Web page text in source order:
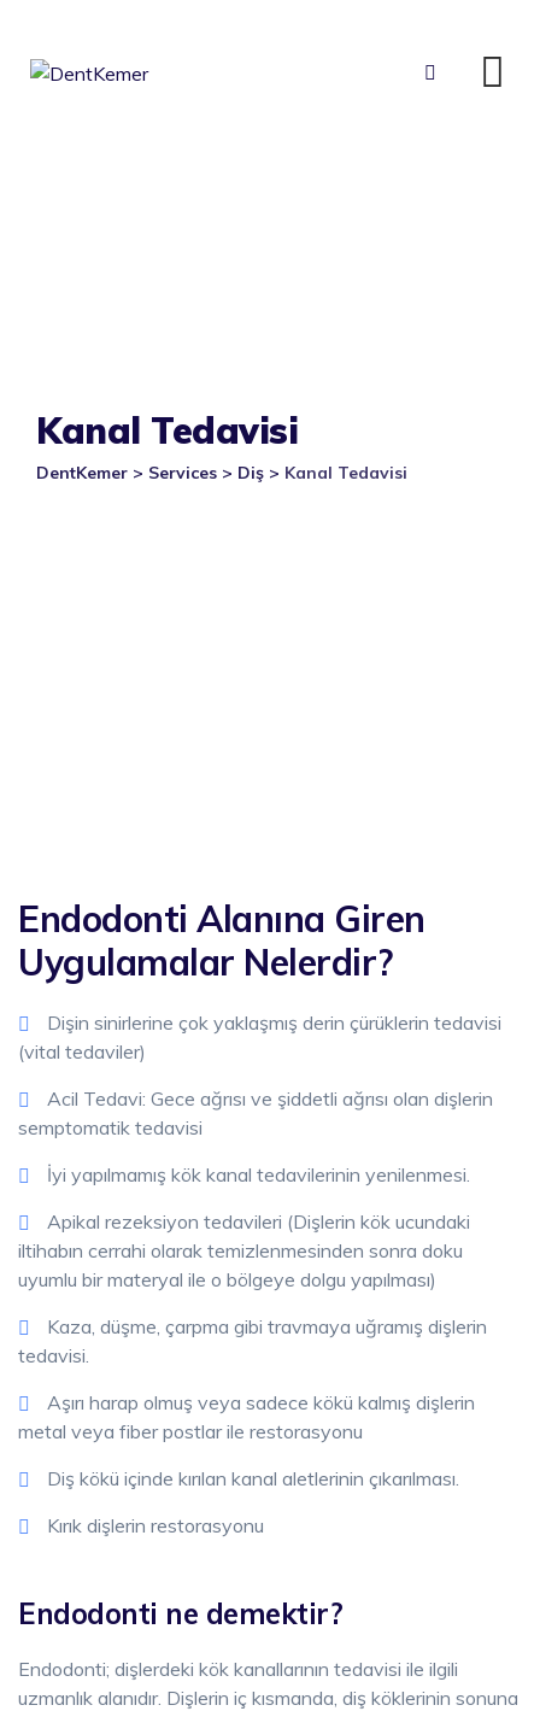
content
Kanal Tedavisi
DentKemer > Services > Diş > Kanal Tedavisi
Endodonti Alanına Giren
Uygulamalar Nelerdir?
Dişin sinirlerine çok yaklaşmış derin çürüklerin tedavisi
(vital tedaviler)
Acil Tedavi: Gece ağrısı ve şiddetli ağrısı olan dişlerin
semptomatik tedavisi
İyi yapılmamış kök kanal tedavilerinin yenilenmesi.
Apikal rezeksiyon tedavileri (Dişlerin kök ucundaki
iltihabın cerrahi olarak temizlenmesinden sonra doku
uyumlu bir materyal ile o bölgeye dolgu yapılması)
Kaza, düşme, çarpma gibi travmaya uğramış dişlerin
tedavisi.
Aşırı harap olmuş veya sadece kökü kalmış dişlerin
metal veya fiber postlar ile restorasyonu
Diş kökü içinde kırılan kanal aletlerinin çıkarılması.
Kırık dişlerin restorasyonu
Endodonti ne demektir?
Endodonti; dişlerdeki kök kanallarının tedavisi ile ilgili
uzmanlık alanıdır. Dişlerin iç kısmanda, diş köklerinin sonuna